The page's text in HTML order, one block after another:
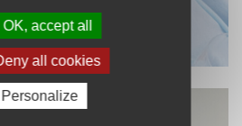
OK, accept all
all cookies
Personalize